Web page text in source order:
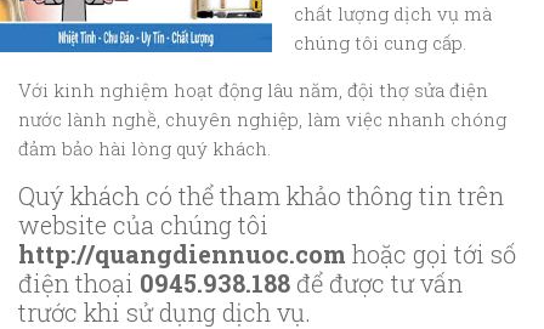
chất lượng dịch vụ mà
chúng tôi cung cấp.
Với kinh nghiệm hoạt động lâu năm, đội thợ sửa điện
nước lành nghề, chuyên nghiệp, làm việc nhanh chóng
đảm bảo hài lòng quý khách.
Quý khách có thể tham khảo thông tin trên
website của chúng tôi
http://quangdiennuoc.com hoặc gọi tới số
điện thoại 0945.938.188 để được tư vấn
trước khi sử dụng dịch vụ.